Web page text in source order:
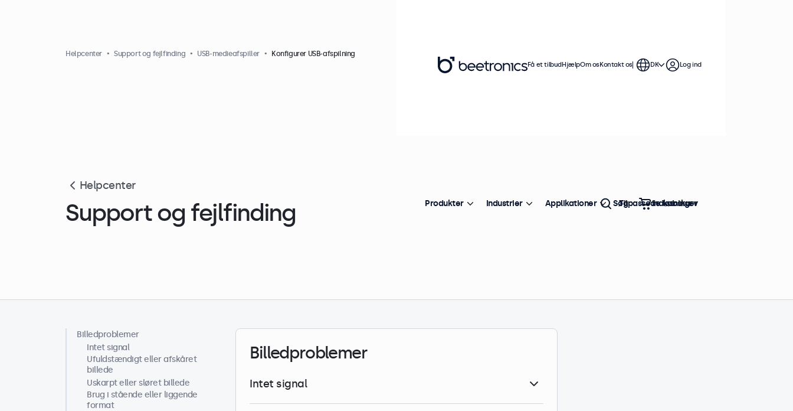
Helpcenter Support og fejlfinding USB-medieafspiller Konfigurer USB-afspilning
Helpcenter
Support og fejlfinding
Helpcenter
Billedproblemer
Intet signal
Ufuldstændigt eller afskåret
billede
Uskarpt eller sløret billede
Brug i stående eller liggende
format
Billedproblemer
Intet signal
Få et tilbudHjælpOm osKontakt os DK Log ind
Produkter Industrier Applikationer Tilpassede løsninger
Søg Indkøbskurv